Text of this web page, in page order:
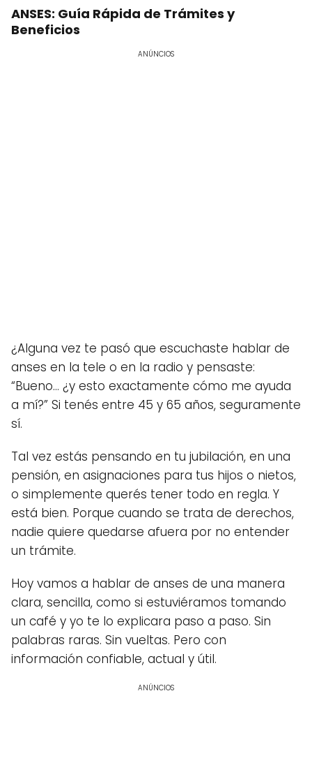
ANSES: Guía Rápida de Trámites y
Beneficios
ANÚNCIOS
¿Alguna vez te pasó que escuchaste hablar de
anses en la tele o en la radio y pensaste:
“Bueno… ¿y esto exactamente cómo me ayuda
a mí?” Si tenés entre 45 y 65 años, seguramente
sí.
Tal vez estás pensando en tu jubilación, en una
pensión, en asignaciones para tus hijos o nietos,
o simplemente querés tener todo en regla. Y
está bien. Porque cuando se trata de derechos,
nadie quiere quedarse afuera por no entender
un trámite.
Hoy vamos a hablar de anses de una manera
clara, sencilla, como si estuviéramos tomando
un café y yo te lo explicara paso a paso. Sin
palabras raras. Sin vueltas. Pero con
información confiable, actual y útil.
ANÚNCIOS